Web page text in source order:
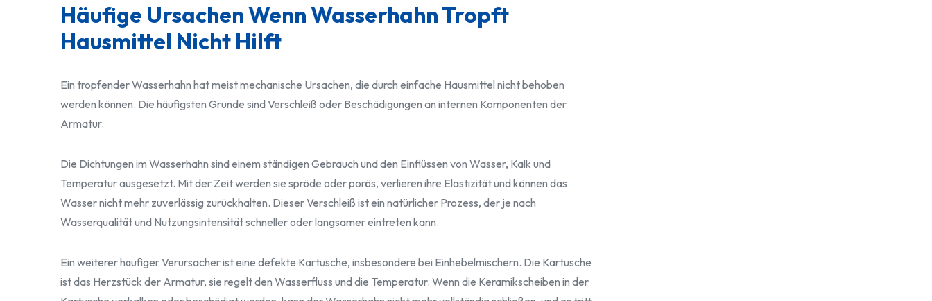
Häufige Ursachen Wenn Wasserhahn Tropft
Hausmittel Nicht Hilft
Ein tropfender Wasserhahn hat meist mechanische Ursachen, die durch einfache Hausmittel nicht behoben
werden können. Die häufigsten Gründe sind Verschleiß oder Beschädigungen an internen Komponenten der
Armatur.
Die Dichtungen im Wasserhahn sind einem ständigen Gebrauch und den Einflüssen von Wasser, Kalk und
Temperatur ausgesetzt. Mit der Zeit werden sie spröde oder porös, verlieren ihre Elastizität und können das
Wasser nicht mehr zuverlässig zurückhalten. Dieser Verschleiß ist ein natürlicher Prozess, der je nach
Wasserqualität und Nutzungsintensität schneller oder langsamer eintreten kann.
Ein weiterer häufiger Verursacher ist eine defekte Kartusche, insbesondere bei Einhebelmischern. Die Kartusche
ist das Herzstück der Armatur, sie regelt den Wasserfluss und die Temperatur. Wenn die Keramikscheiben in der